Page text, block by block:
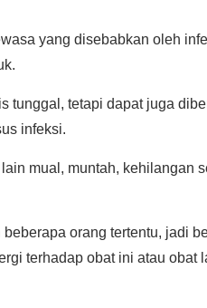
yang disebabkan oleh
tunggal, tetapi dapat juga
infeksi.
mual, muntah, kehilangan
orang tertentu, jadi
terhadap obat ini atau obat